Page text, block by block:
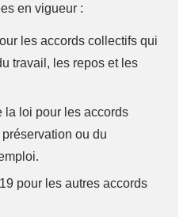
en vigueur :
les accords collectifs qui
travail, les repos et les
la loi pour les accords
ou du
pour les autres accords